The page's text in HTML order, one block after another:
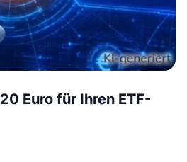
Euro für Ihren ETF-